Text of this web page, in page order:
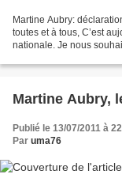
Martine Aubry:
toutes et à tous, C’est
nationale. Je nous
Martine Aubry,
Publié le 13/07/2011 à
Par uma76